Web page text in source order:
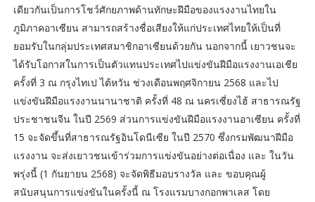
เดียวกันเป็นการโชว์ศักยภาพด้านทักษะฝีมือของแรงงานไทยใน
ภูมิภาคอาเซียน สามารถสร้างชื่อเสียงให้แก่ประเทศไทยให้เป็นที่
ยอมรับในกลุ่มประเทศสมาชิกอาเซียนด้วยกัน นอกจากนี้ เยาวชนจะ
ได้รับโอกาสในการเป็นตัวแทนประเทศไปแข่งขันฝีมือแรงงานเอเชีย
ครั้งที่ 3 ณ กรุงไทเป ไต้หวัน ช่วงเดือนพฤศจิกายน 2568 และไป
แข่งขันฝีมือแรงงานนานาชาติ ครั้งที่ 48 ณ นครเซี่ยงไฮ้ สาธารณรัฐ
ประชาชนจีน ในปี 2569 ส่วนการแข่งขันฝีมือแรงงานอาเซียน ครั้งที่
15 จะจัดขึ้นที่สาธารณรัฐอินโดนีเซีย ในปี 2570 ซึ่งกรมพัฒนาฝีมือ
แรงงาน จะส่งเยาวชนเข้าร่วมการแข่งขันอย่างต่อเนื่อง และ ในวัน
พรุ่งนี้ (1 กันยายน 2568) จะจัดพิธีมอบรางวัล และ ขอบคุณผู้
สนับสนุนการแข่งขันในครั้งนี้ ณ โรงแรมบางกอกพาเลส โดย